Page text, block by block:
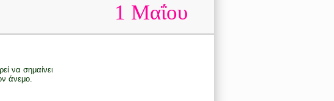
1 Μαΐου
να σημαίνει
άνεμο.